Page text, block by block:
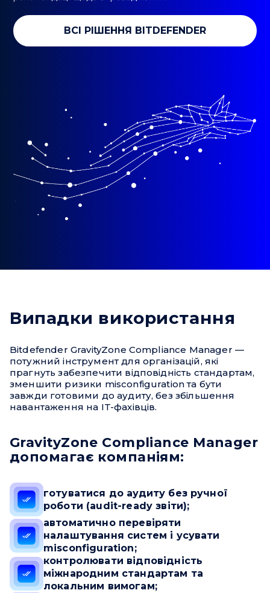
ВСІ РІШЕННЯ BITDEFENDER
Випадки використання
Bitdefender GravityZone Compliance Manager —
потужний інструмент для організацій, які
прагнуть забезпечити відповідність стандартам,
зменшити ризики misconfiguration та бути
завжди готовими до аудиту, без збільшення
навантаження на IT-фахівців.
GravityZone Compliance Manager
допомагає компаніям:
готуватися до аудиту без ручної
роботи (audit-ready звіти);
автоматично перевіряти
налаштування систем і усувати
misconfiguration;
контролювати відповідність
міжнародним стандартам та
локальним вимогам;
Ми зазвичай відповідаємо дуже швидко
Надіслати повідомлення